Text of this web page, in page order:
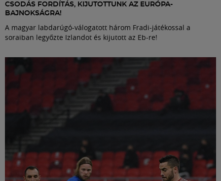
CSODÁS FORDÍTÁS, KIJUTOTTUNK AZ EURÓPA-
BAJNOKSÁGRA!
A magyar labdarúgó-válogatott három Fradi-játékossal a
soraiban legyőzte Izlandot és kijutott az Eb-re!